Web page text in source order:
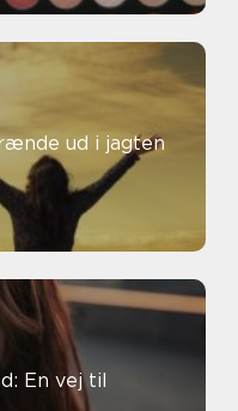
ud i jagten
En vej til